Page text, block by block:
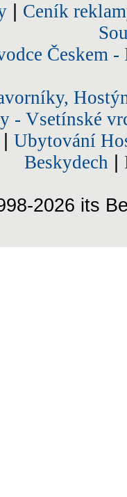
| Ceník
Českem
- Vsetínské
Ubytování
Beskydech
2026 its